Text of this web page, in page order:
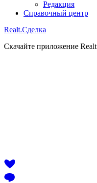
Редакция
Справочный центр
Realt.Сделка
Скачайте приложение Realt